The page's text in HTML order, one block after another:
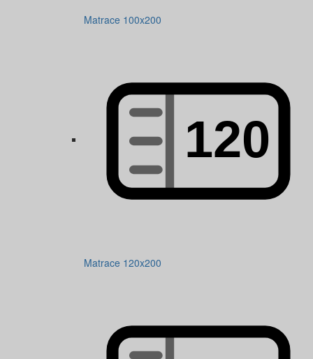
Matrace 100x200
Matrace 120x200